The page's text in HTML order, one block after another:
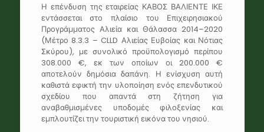
Η επένδυση της εταιρείας ΚΑΒΟΣ ΒΑΛΙΕΝΤΕ ΙΚΕ
εντάσσεται στο πλαίσιο του Επιχειρησιακού
Προγράμματος Αλιεία και Θάλασσα 2014–2020
(Μέτρο 8.3.3 – CLLD Αλιείας Ευβοίας και Νότιας
Σκύρου), με συνολικό προϋπολογισμό περίπου
308.000 €, εκ των οποίων οι 200.000 €
αποτελούν δημόσια δαπάνη. Η ενίσχυση αυτή
καθιστά εφικτή την υλοποίηση ενός επενδυτικού
σχεδίου που απαντά στη ζήτηση για
αναβαθμισμένες υποδομές φιλοξενίας και
εμπλουτίζει την τουριστική εικόνα του νησιού.